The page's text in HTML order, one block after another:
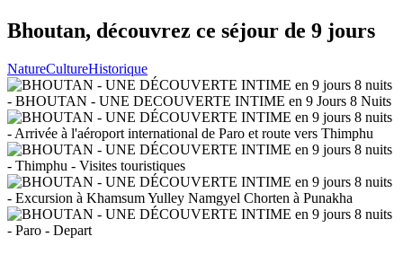
Bhoutan, découvrez ce séjour de 9 jours
NatureCultureHistorique